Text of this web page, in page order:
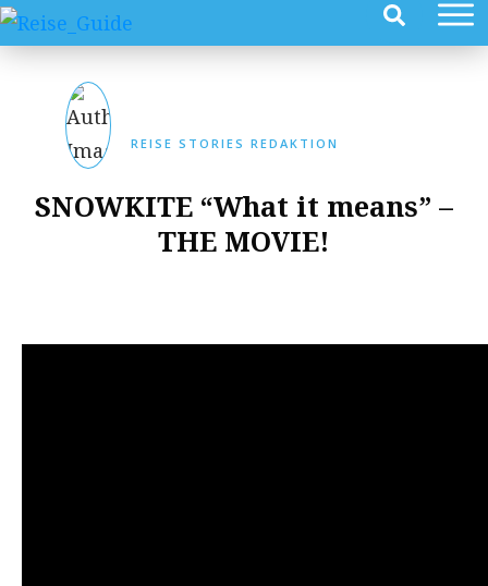
REISE STORIES REDAKTION
SNOWKITE “What it means” –
THE MOVIE!